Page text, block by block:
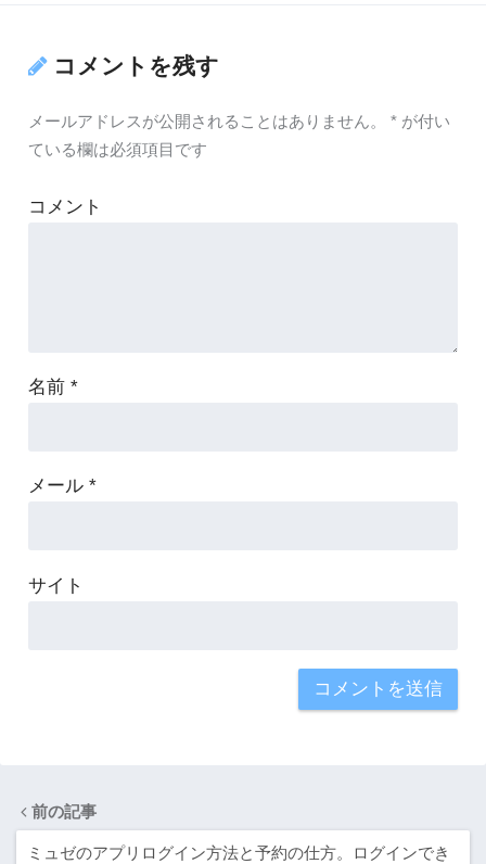
コメントを残す
メールアドレスが公開されることはありません。 *が付い
ている欄は必須項目です
コメント
名前 *
メール *
サイト
前の記事
ミュゼのアプリログイン方法と予約の仕方。ログインでき